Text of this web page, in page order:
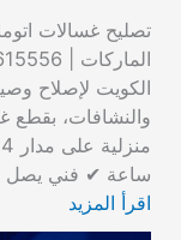
الكويت لإصلاح
والنشافات، بقطع
ساعة ✔ فني يصل
اقرأ المزيد